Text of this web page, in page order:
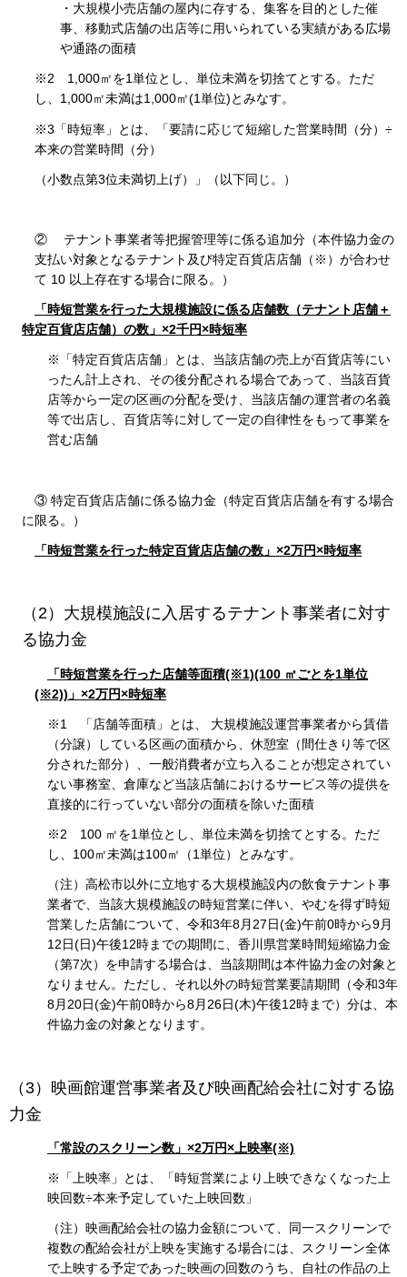
・大規模小売店舗の屋内に存する、集客を目的とした催
事、移動式店舗の出店等に用いられている実績がある広場
や通路の面積
※2 1,000㎡を1単位とし、単位未満を切捨てとする。ただ
し、1,000㎡未満は1,000㎡(1単位)とみなす。
※3「時短率」とは、「要請に応じて短縮した営業時間（分）÷
本来の営業時間（分）
（小数点第3位未満切上げ）」（以下同じ。）
② テナント事業者等把握管理等に係る追加分（本件協力金の
支払い対象となるテナント及び特定百貨店店舗（※）が合わせ
て 10 以上存在する場合に限る。）
「時短営業を行った大規模施設に係る店舗数（テナント店舗＋
特定百貨店店舗）の数」×2千円×時短率
※「特定百貨店店舗」とは、当該店舗の売上が百貨店等にい
ったん計上され、その後分配される場合であって、当該百貨
店等から一定の区画の分配を受け、当該店舗の運営者の名義
等で出店し、百貨店等に対して一定の自律性をもって事業を
営む店舗
③ 特定百貨店店舗に係る協力金（特定百貨店店舗を有する場合
に限る。）
「時短営業を行った特定百貨店店舗の数」×2万円×時短率
（2）大規模施設に入居するテナント事業者に対す
る協力金
「時短営業を行った店舗等面積(※1)(100 ㎡ごとを1単位
(※2))」×2万円×時短率
※1 「店舗等面積」とは、 大規模施設運営事業者から賃借
（分譲）している区画の面積から、休憩室（間仕きり等で区
分された部分）、一般消費者が立ち入ることが想定されてい
ない事務室、倉庫など当該店舗におけるサービス等の提供を
直接的に行っていない部分の面積を除いた面積
※2 100 ㎡を1単位とし、単位未満を切捨てとする。ただ
し、100㎡未満は100㎡（1単位）とみなす。
（注）高松市以外に立地する大規模施設内の飲食テナント事
業者で、当該大規模施設の時短営業に伴い、やむを得ず時短
営業した店舗について、令和3年8月27日(金)午前0時から9月
12日(日)午後12時までの期間に、香川県営業時間短縮協力金
（第7次）を申請する場合は、当該期間は本件協力金の対象と
なりません。ただし、それ以外の時短営業要請期間（令和3年
8月20日(金)午前0時から8月26日(木)午後12時まで）分は、本
件協力金の対象となります。
（3）映画館運営事業者及び映画配給会社に対する協
力金
「常設のスクリーン数」×2万円×上映率(※)
※「上映率」とは、「時短営業により上映できなくなった上
映回数÷本来予定していた上映回数」
（注）映画配給会社の協力金額について、同一スクリーンで
複数の配給会社が上映を実施する場合には、スクリーン全体
で上映する予定であった映画の回数のうち、自社の作品の上